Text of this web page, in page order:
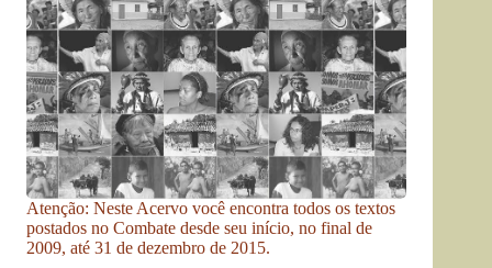
Atenção: Neste Acervo você encontra todos os textos
postados no Combate desde seu início, no final de
2009, até 31 de dezembro de 2015.